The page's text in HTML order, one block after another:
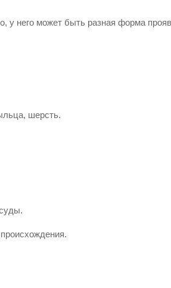
у него может быть разная форма
шерсть.